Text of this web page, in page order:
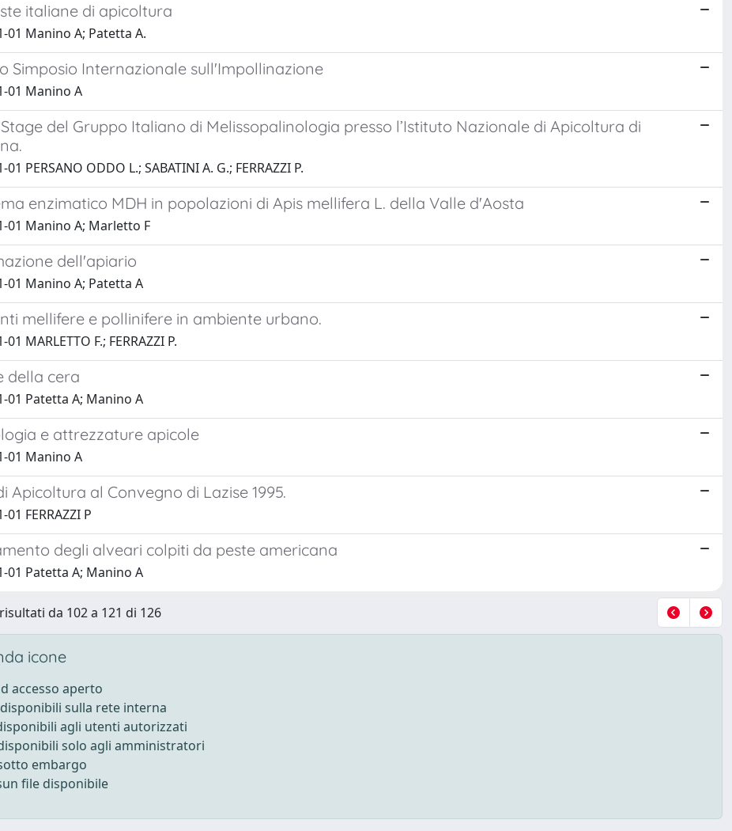
italiane di apicoltura
01 Manino A; Patetta A.
Simposio Internazionale sull'Impollinazione
01 Manino A
del Gruppo Italiano di Melissopalinologia presso l’Istituto Nazionale di Apicoltura di
01 PERSANO ODDO L.; SABATINI A. G.; FERRAZZI P.
enzimatico MDH in popolazioni di Apis mellifera L. della Valle d'Aosta
01 Manino A; Marletto F
dell'apiario
01 Manino A; Patetta A
mellifere e pollinifere in ambiente urbano.
01 MARLETTO F.; FERRAZZI P.
della cera
01 Patetta A; Manino A
e attrezzature apicole
01 Manino A
Apicoltura al Convegno di Lazise 1995.
01 FERRAZZI P
degli alveari colpiti da peste americana
01 Patetta A; Manino A
da 102 a 121 di 126
icone
accesso aperto
sulla rete interna
agli utenti autorizzati
solo agli amministratori
embargo
file disponibile